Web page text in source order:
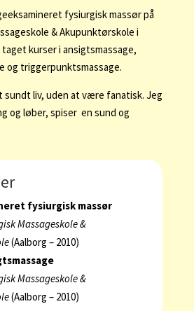
fysiurgisk massør på
& Akupunktørskole i
taget kurser i ansigtsmassage,
og triggerpunktsmassage.
sundt liv, uden at være fanatisk. Jeg
og løber, spiser en sund og
fysiurgisk massør
Massageskole &
(Aalborg – 2010)
Massageskole &
(Aalborg – 2010)